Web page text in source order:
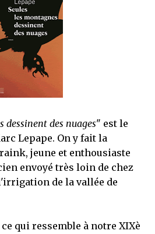
Olivier. Marlowe découvre une ville qu’il
méfiance, la peur et le rigorisme de la Ligue,
vieilles rancœurs. La Dame d...
dessinent des nuages" est le
Lepape. On y fait la
jeune et enthousiaste
envoyé très loin de chez
de la vallée de
qui ressemble à notre XIXè